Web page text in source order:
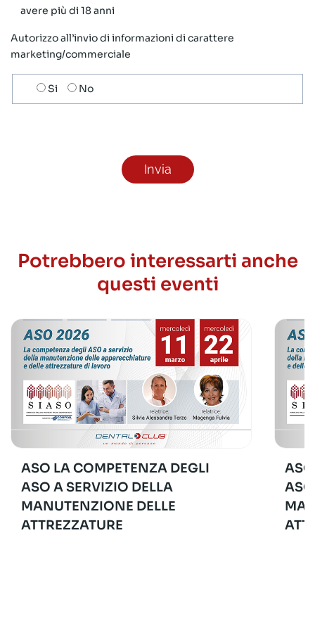
avere più di 18 anni
Autorizzo all’invio di informazioni di carattere
marketing/commerciale
Scelta
invio
Si No
Potrebbero interessarti anche
questi eventi
ASO LA COMPETENZA DEGLI
ASO A SERVIZIO DELLA
MANUTENZIONE DELLE
ATTREZZATURE